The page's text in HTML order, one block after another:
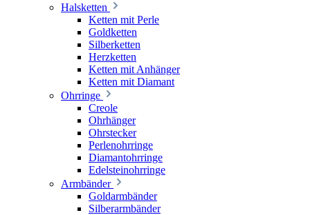
Halsketten
Ketten mit Perle
Goldketten
Silberketten
Herzketten
Ketten mit Anhänger
Ketten mit Diamant
Ohrringe
Creole
Ohrhänger
Ohrstecker
Perlenohrringe
Diamantohrringe
Edelsteinohrringe
Armbänder
Goldarmbänder
Silberarmbänder